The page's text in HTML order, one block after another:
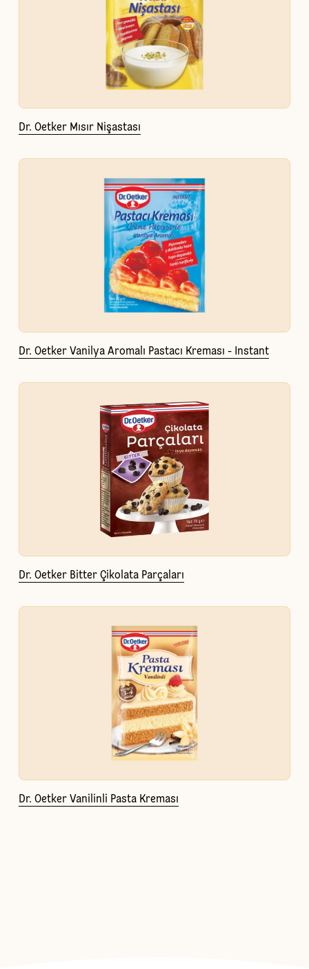
Dr. Oetker Mısır Nişastası
Dr. Oetker Vanilya Aromalı Pastacı Kreması - Instant
Dr. Oetker Bitter Çikolata Parçaları
Dr. Oetker Vanilinli Pasta Kreması